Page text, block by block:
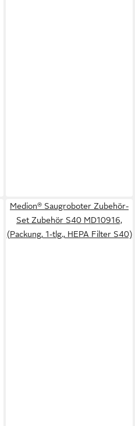
Medion® Saugroboter Zubehör-
Set Zubehör S40 MD10916,
(Packung, 1-tlg., HEPA Filter S40)